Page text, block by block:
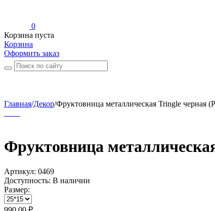
0
Корзина пуста
Корзина
Оформить заказ
Главная/Декор/Фруктовница металлическая Tringle черная
Фруктовница
Артикул: 0469
Доступность: В наличии
Размер: